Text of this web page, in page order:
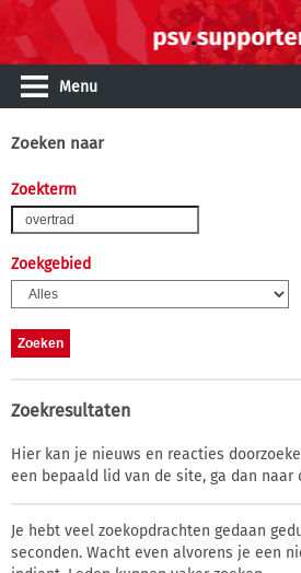
Menu
Zoeken naar
Zoekterm
Zoekgebied
Zoekresultaten
Hier kan je nieuws en reacties
een bepaald lid van de site, ga dan naar
Je hebt veel zoekopdrachten gedaan
seconden. Wacht even alvorens je een